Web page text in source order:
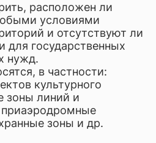
расположен ли
условиями
и отсутствуют ли
для государственных
нужд.
в частности:
культурного
зоны линий и
зоны и др.